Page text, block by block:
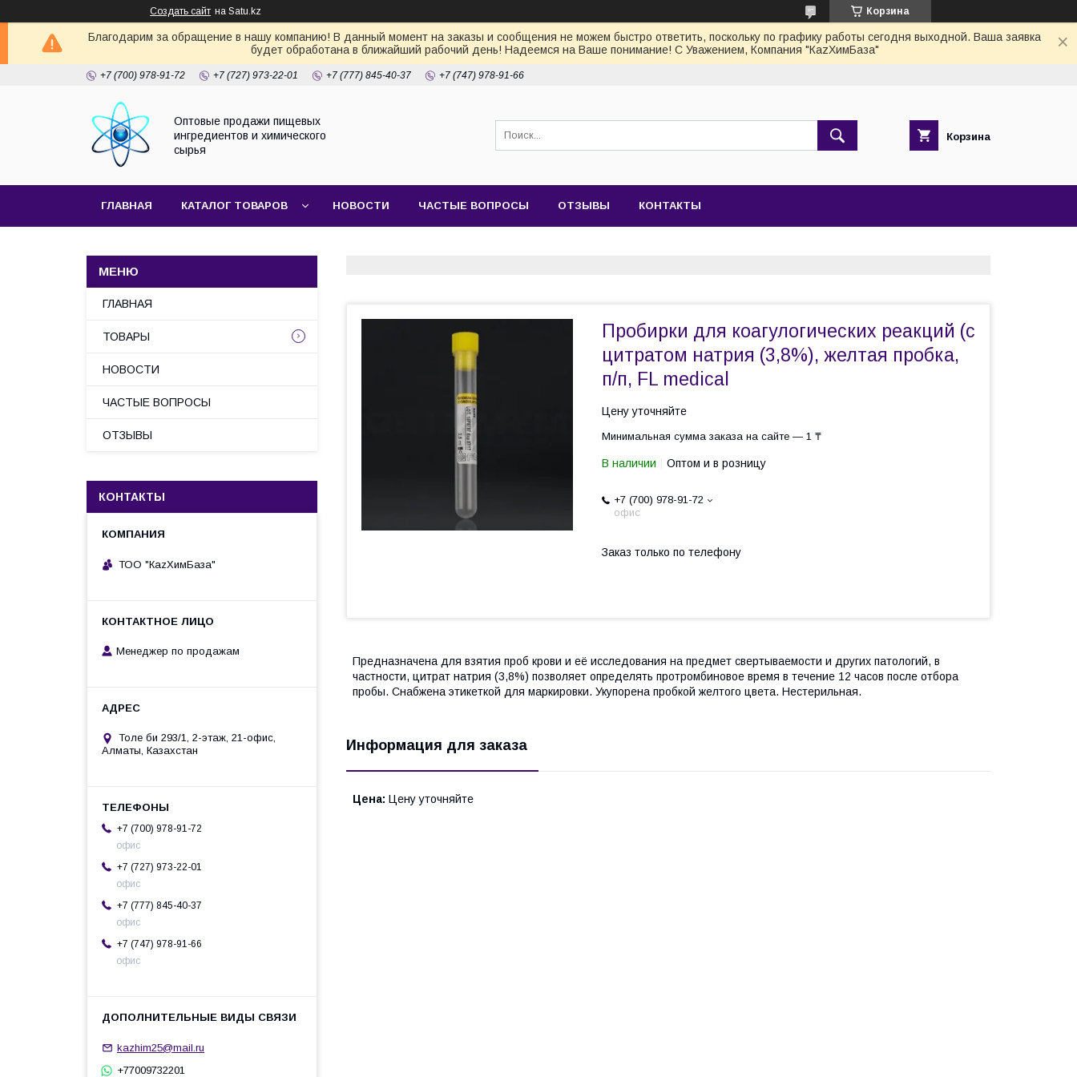
Создать сайт на Satu.kz Корзина
Благодарим за обращение в нашу компанию! В данный момент на заказы и сообщения не можем быстро ответить, поскольку по графику работы сегодня выходной. Ваша заявка
будет обработана в ближайший рабочий день! Надеемся на Ваше понимание! С Уважением, Компания "КаzХимБаза"
+7 (700) 978-91-72 +7 (727) 973-22-01 +7 (777) 845-40-37 +7 (747) 978-91-66
Оптовые продажи пищевых
ингредиентов и химического
сырья
Корзина
ГЛАВНАЯ КАТАЛОГ ТОВАРОВ НОВОСТИ ЧАСТЫЕ ВОПРОСЫ ОТЗЫВЫ КОНТАКТЫ
Пробирки для коагулогических реакций (с
цитратом натрия (3,8%), желтая пробка,
п/п, FL medical
Цену уточняйте
Минимальная сумма заказа на сайте — 1 ₸
В наличии Оптом и в розницу
+7 (700) 978-91-72
офис
Заказ только по телефону
Предназначена для взятия проб крови и её исследования на предмет свертываемости и других патологий, в
частности, цитрат натрия (3,8%) позволяет определять протромбиновое время в течение 12 часов после отбора
пробы. Снабжена этикеткой для маркировки. Укупорена пробкой желтого цвета. Нестерильная.
Информация для заказа
Цена: Цену уточняйте
ГЛАВНАЯ
ТОВАРЫ
НОВОСТИ
ЧАСТЫЕ ВОПРОСЫ
ОТЗЫВЫ
КОНТАКТЫ
ТОО "КаzХимБаза"
Менеджер по продажам
Толе би 293/1, 2-этаж, 21-офис,
Алматы, Казахстан
+7 (700) 978-91-72
офис
+7 (727) 973-22-01
офис
+7 (777) 845-40-37
офис
+7 (747) 978-91-66
офис
kazhim25@mail.ru
+77009732201